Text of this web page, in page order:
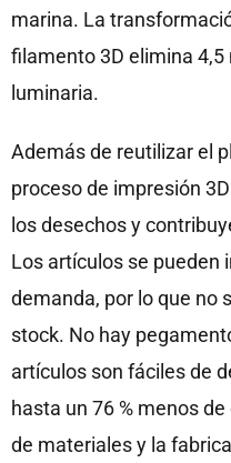
marina. La
filamento 3D elimina
luminaria.
Además de reutilizar el
proceso de impresión
los desechos y
Los artículos se pueden
demanda, por lo que no
stock. No hay
artículos son fáciles de
hasta un 76 % menos
de materiales y la